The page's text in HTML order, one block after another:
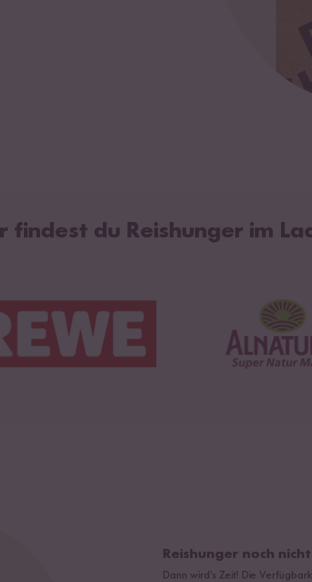
findest du Reishunger im
Reishunger noch
Dann wird's Zeit! Die